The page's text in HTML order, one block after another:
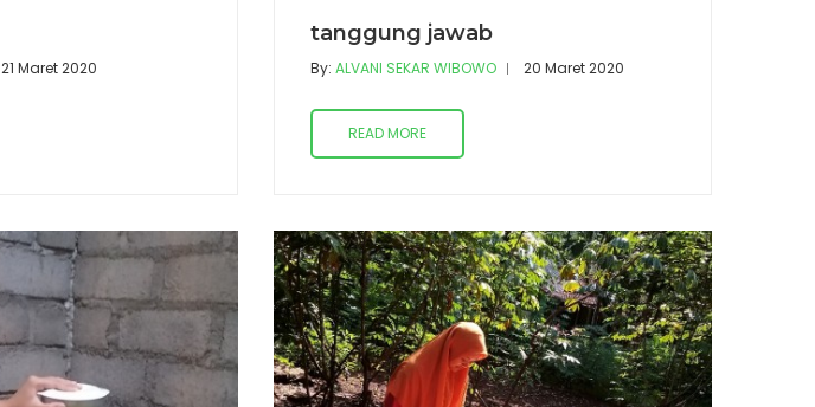
21 Maret 2020
tanggung jawab
By: ALVANI SEKAR WIBOWO 20 Maret 2020
READ MORE